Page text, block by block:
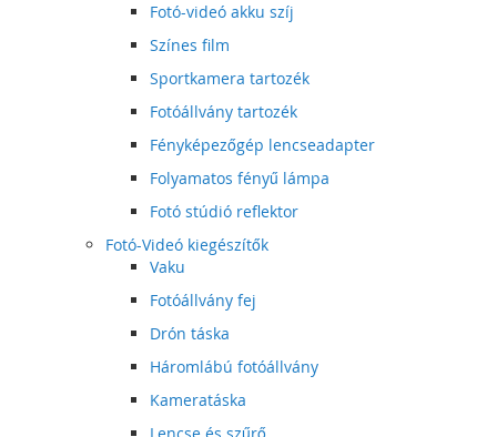
Fotó-videó akku szíj
Színes film
Sportkamera tartozék
Fotóállvány tartozék
Fényképezőgép lencseadapter
Folyamatos fényű lámpa
Fotó stúdió reflektor
Fotó-Videó kiegészítők
Vaku
Fotóállvány fej
Drón táska
Háromlábú fotóállvány
Kameratáska